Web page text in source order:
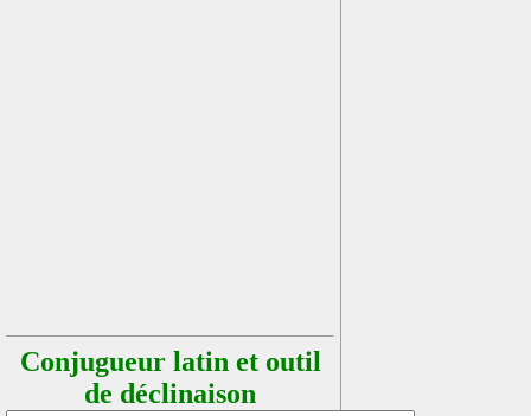
Conjugueur latin et outil
de déclinaison